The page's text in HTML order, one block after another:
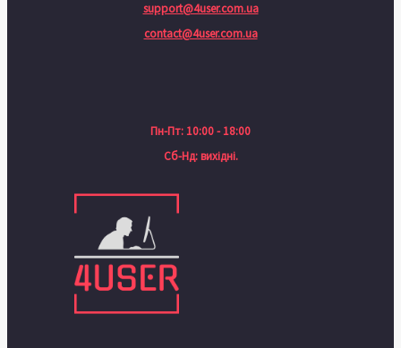
support@4user.com.ua
contact@4user.com.ua
Пн-Пт: 10:00 - 18:00
Сб-Нд: вихідні.